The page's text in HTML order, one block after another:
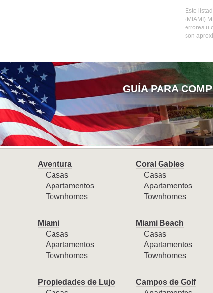
Este
(MIAMI)
errores u
son
GUÍA PARA
Aventura
Casas
Apartamentos
Townhomes
Coral Gables
Casas
Apartamentos
Townhomes
Miami
Casas
Apartamentos
Townhomes
Miami Beach
Casas
Apartamentos
Townhomes
Propiedades de Lujo
Campos de Golf